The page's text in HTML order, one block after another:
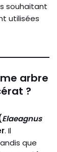
souhaitant
utilisées
arbre
?
Elaeagnus
. Il
que